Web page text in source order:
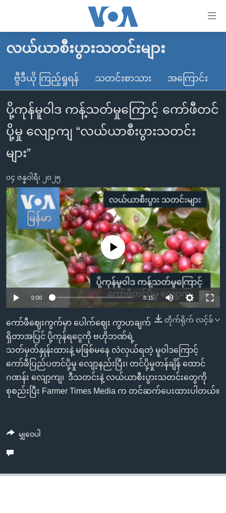
လွယ်ကူ
သည့်
Link
များ
ပင်မ
အကြောင်းအရာ
ကျော်
ကြည့်
ရန်
ပင်မ
အ
ညွန်း
စာမျက်နှာ
ကျော်
ကြည့်
ရှာဖွေ
ရန်
နေရာ
သို့
ကျော်
ရန်
မူလစာမျက်နှာ
မြန်မာ
ကမ္ဘာ့သတင်းများ
နိုင်ငံတကာ
အစ္စရေး-ပါလက်စတိုင်း
ဗွီဒီယို
သတင်းလွတ်လပ်ခွင့်
ရပ်ဝန်းတခု လမ်းတခု အလွန်
အင်္ဂလိပ်စာလေ့လာမယ်
အမေရိကန်သုံးအီဒီယံ
မကြေးမုံရဲ့ အင်္ဂလိပ်စာ
ရုပ်ရှင်ထဲက အင်္ဂလိပ်စာ
သုတပဒေသာ အင်္ဂလိပ်စာ
အပတ်စဉ်ကဏ္ဍများ
ရေဒီယို
တီဗွီ
ရေဒီယိုနှင့်ရုပ်သံ အချက်အလက်များ
ရေဒီယို/တီဗွီအစီအစဉ်
Learning English
ဗွီအိုအေ လူမှုကွန်ယက်များ
ဘာသာစကားများ
လယ်ယာစီးပွားသတင်းများ
ဗွီဒီယို ကြည့်ရှုရန် သတင်းစာသား အကြောင်း
ပို့ကုန်မူဝါဒ ကန့်သတ်မှုကြောင့် ကော်ဖီတင်
ပို့မှု လျော့ကျ “လယ်ယာစီးပွားသတင်း
များ”
၀၄ ဇန္နဝါရီ၊ ၂၀၂၅
Auto 240p 360p 480p
720p 1080p
No media source currently available
0:00 8:15 Auto
240p
480p
720p
1080p
တိုက်ရိုက် လင့်ခ်
ကော်ဖီဈေးကွက်မှာ ပေါက်ဈေး ကွာဟချက်
ရှိတာအပြင် ပို့ကုန်ရငွေကို ဗဟိုဘဏ်ရဲ့
သတ်မှတ်နှုန်းထားနဲ့ မဖြစ်မနေ လဲလှယ်ရတဲ့ မူဝါဒကြောင့်
ကော်ဖီပြည်ပတင်ပို့မှု လျော့နည်းပြီး၊ တင်ပို့မှုတန်ချိန် ထောင်
ဂဏန်း လျော့ကျ၊ ဒီသတင်းနဲ့ လယ်ယာစီးပွားသတင်းတွေကို
စုစည်းပြီး Farmer Times Media က တင်ဆက်ပေးထားပါတယ်။
မျှဝေပါ